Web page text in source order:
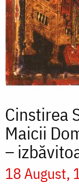
Cinstirea
Maicii
–
18 August